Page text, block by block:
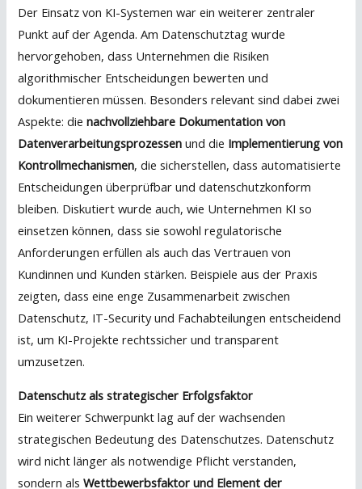
Der Einsatz von KI-Systemen war ein weiterer zentraler
Punkt auf der Agenda. Am Datenschutztag wurde
hervorgehoben, dass Unternehmen die Risiken
algorithmischer Entscheidungen bewerten und
dokumentieren müssen. Besonders relevant sind dabei zwei
Aspekte: dienachvollziehbare Dokumentation von
Datenverarbeitungsprozessen und die Implementierung von
Kontrollmechanismen, die sicherstellen, dass automatisierte
Entscheidungen überprüfbar und datenschutzkonform
bleiben. Diskutiert wurde auch, wie Unternehmen KI so
einsetzen können, dass sie sowohl regulatorische
Anforderungen erfüllen als auch das Vertrauen von
Kundinnen und Kunden stärken. Beispiele aus der Praxis
zeigten, dass eine enge Zusammenarbeit zwischen
Datenschutz, IT-Security und Fachabteilungen entscheidend
ist, um KI-Projekte rechtssicher und transparent
umzusetzen.
Datenschutz als strategischer Erfolgsfaktor
Ein weiterer Schwerpunkt lag auf der wachsenden
strategischen Bedeutung des Datenschutzes. Datenschutz
wird nicht länger als notwendige Pflicht verstanden,
sondern alsWettbewerbsfaktor und Element der